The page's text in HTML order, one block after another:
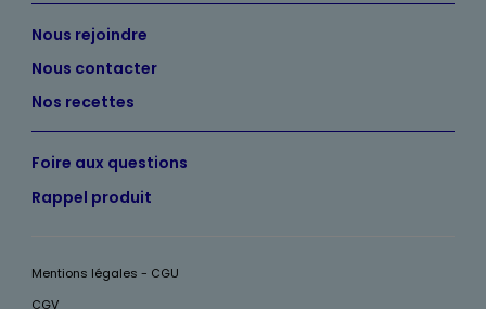
Nous rejoindre
Nous contacter
Nos recettes
Foire aux questions
Rappel produit
Mentions légales - CGU
CGV